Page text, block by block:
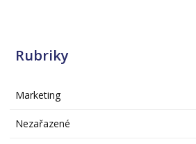
Rubriky
Marketing
Nezařazené